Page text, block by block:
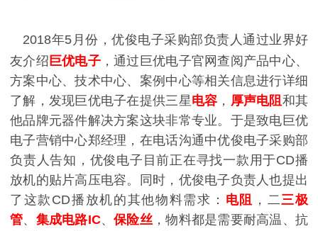
2018年5月份，优俊电子采购部负责人通过业界好
友介绍 巨优电子，通过巨优电子官网查阅产品中心、
方案中心、技术中心、案例中心等相关信息进行详细
了解，发现巨优电子在提供三星电容 ， 厚声电阻 和其
他品牌元器件解决方案这块非常专业。于是致电巨优
电子营销中心郑经理，在电话沟通中优俊电子采购部
负责人告知，优俊电子目前正在寻找一款用于CD播
放机的贴片高压电容。同时，优俊电子负责人也提出
了这款CD播放机的其他物料需求： 电阻 ，二 三极
管、 集成电路IC、保险丝 ，物料都是需要耐高温、抗